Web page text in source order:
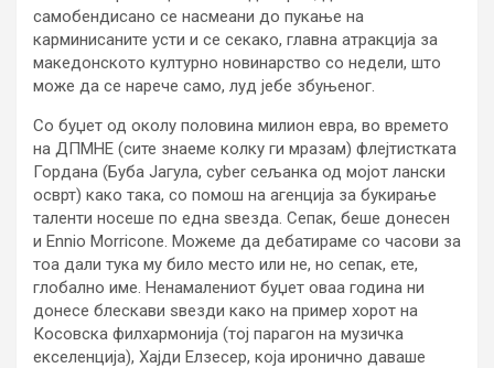
самобендисано се насмеани до пукање на
карминисаните усти и се секако, главна атракција за
македонското културно новинарство со недели, што
може да се нарече само, луд јебе збуњеног.
Со буџет од околу половина милион евра, во времето
на ДПМНЕ (сите знаеме колку ги мразам) флејтистката
Гордана (Буба Јагула, cyber сељанка од мојот лански
осврт) како така, со помош на агенција за букирање
таленти носеше по една ѕвезда. Сепак, беше донесен
и Ennio Morricone. Можеме да дебатираме со часови за
тоа дали тука му било место или не, но сепак, ете,
глобално име. Ненамалениот буџет оваа година ни
донесе блескави ѕвезди како на пример хорот на
Косовска филхармонија (тој парагон на музичка
екселенција), Хајди Елзесер, која иронично даваше